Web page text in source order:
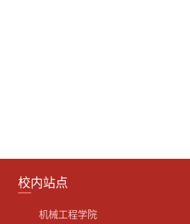
校内站点
机械工程学院